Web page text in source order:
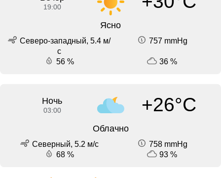
19:00
Ясно
Северо-западный, 5.4 м/
с
757 mmHg
56 % 36 %
Ночь
03:00 +26°C
Облачно
Северный, 5.2 м/с
758 mmHg
68 %
93 %